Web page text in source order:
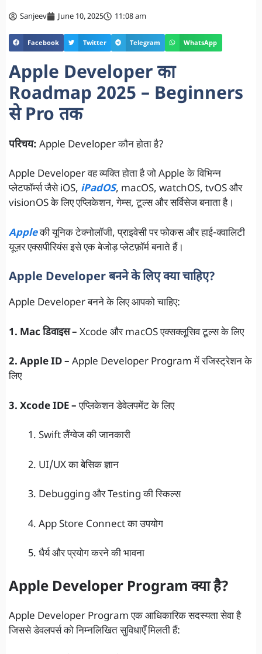
Sanjeev June 10, 2025 11:08 am
Facebook Twitter Telegram WhatsApp
Apple Developer का
Roadmap 2025 – Beginners
से Pro तक
परिचय: Apple Developer कौन होता है?
Apple Developer वह व्यक्ति होता है जो Apple के विभिन्न
प्लेटफॉर्म्स जैसे iOS, iPadOS, macOS, watchOS, tvOS और
visionOS के लिए एप्लिकेशन, गेम्स, टूल्स और सर्विसेज बनाता है।
Appleकी यूनिक टेक्नोलॉजी, प्राइवेसी पर फोकस और हाई-क्वालिटी
यूज़र एक्सपीरियंस इसे एक बेजोड़ प्लेटफ़ॉर्म बनाते हैं।
Apple Developer बनने के लिए क्या चाहिए?
Apple Developer बनने के लिए आपको चाहिए:
1. Mac डिवाइस – Xcode और macOS एक्सक्लूसिव टूल्स के लिए
2. Apple ID – Apple Developer Program में रजिस्ट्रेशन के
लिए
3. Xcode IDE –एप्लिकेशन डेवेलपमेंट के लिए
Swift लैंग्वेज की जानकारी
UI/UX का बेसिक ज्ञान
Debugging और Testing की स्किल्स
App Store Connect का उपयोग
धैर्य और प्रयोग करने की भावना
Apple Developer Program क्या है?
Apple Developer Program एक आधिकारिक सदस्यता सेवा है
जिससे डेवलपर्स को निम्नलिखित सुविधाएँ मिलती हैं: